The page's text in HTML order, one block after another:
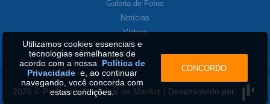
Galeria de Fotos
Notícias
Vídeos
2026 © Prefeitura Municipal de Mariluz | Desenvolvido por:
Utilizamos cookies essenciais e
tecnologias semelhantes de
acordo com a nossa Política de
Privacidadee, ao continuar
navegando, você concorda com
estas condições.
CONCORDO